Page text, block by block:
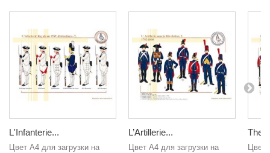
L'Infanterie...
Цвет A4 для загрузки на
L’Artillerie...
Цвет A4 для загрузки на
The
Цвет